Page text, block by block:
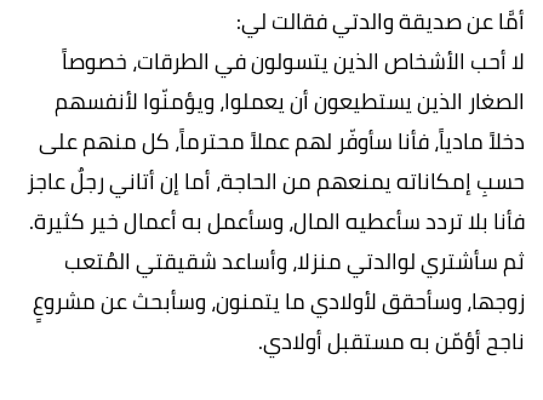
أمَّا عن صدیقة والدتي فقالت لي:
لا أحب الأشخاص الذین یتسولون في الطرقات، خصوصاً
الصغار الذین یستطیعون أن یعملوا، ویؤمنّوا لأنفسھم
دخلاً مادیاً، فأنا سأوفّر لھم عملاً محترماً، كل منھم على
حسبِ إمكاناته یمنعھم من الحاجة، أما إن أتاني رجلٌ عاجز
فأنا بلا تردد سأعطیه المال، وسأعمل به أعمال خیر كثیرة.
ثم سأشتري لوالدتي منزلا، وأساعد شقیقتي المُتعب
زوجھا، وسأحقق لأولادي ما یتمنون، وسأبحث عن مشروعٍ
ناجح أؤمّن به مستقبل أولادي.